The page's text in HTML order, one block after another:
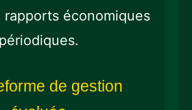
rapports économiques
périodiques.
de gestion